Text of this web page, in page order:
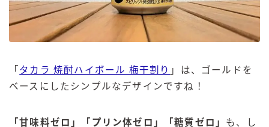
「 タカラ 焼酎ハイボール 梅干割り 」は、ゴールドを
ベースにしたシンプルなデザインですね！
「甘味料ゼロ」「プリン体ゼロ」「糖質ゼロ」 も、し